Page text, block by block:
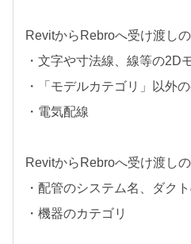
RevitからRebroへ受け渡し
・文字や寸法線、線等の2D
・「モデルカテゴリ」以外
・電気配線
RevitからRebroへ受け渡し
・配管のシステム名、ダク
・機器のカテゴリ